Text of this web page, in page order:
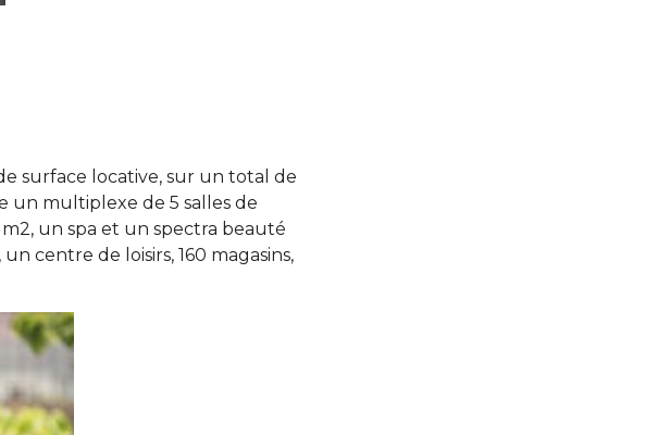
surface locative, sur un total de
un multiplexe de 5 salles de
un spa et un spectra beauté
centre de loisirs, 160 magasins,